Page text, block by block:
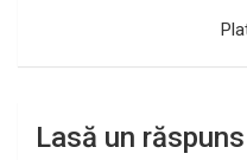
Lasă un răspuns